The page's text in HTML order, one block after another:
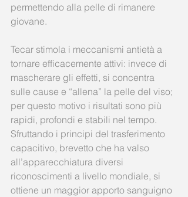
permettendo alla pelle di rimanere
giovane.
Tecar stimola i meccanismi antietà a
tornare efficacemente attivi: invece di
mascherare gli effetti, si concentra
sulle cause e “allena” la pelle del viso;
per questo motivo i risultati sono più
rapidi, profondi e stabili nel tempo.
Sfruttando i principi del trasferimento
capacitivo, brevetto che ha valso
all’apparecchiatura diversi
riconoscimenti a livello mondiale, si
ottiene un maggior apporto sanguigno